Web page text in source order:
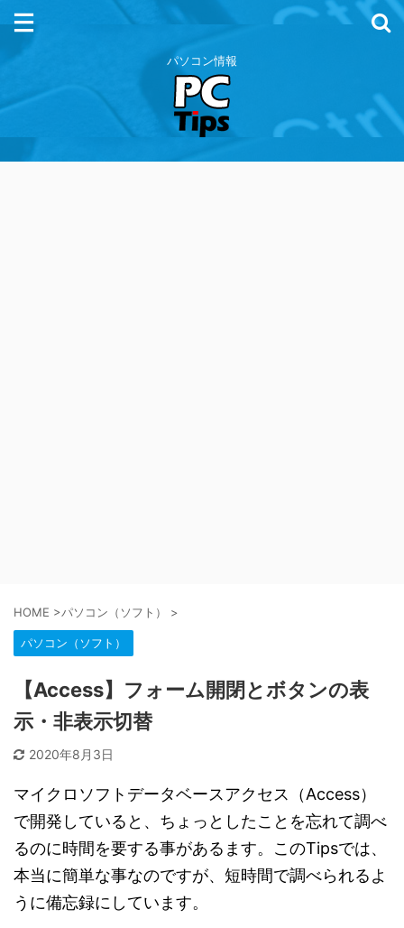
パソコン情報
HOME >パソコン（ソフト） >
パソコン（ソフト）
【Access】フォーム開閉とボタンの表
示・非表示切替
2020年8月3日
マイクロソフトデータベースアクセス（Access）
で開発していると、ちょっとしたことを忘れて調べ
るのに時間を要する事があるます。このTipsでは、
本当に簡単な事なのですが、短時間で調べられるよ
うに備忘録にしています。